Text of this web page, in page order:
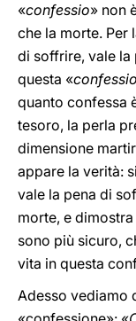
«confessio» non
che la morte. Per
di soffrire, vale la
questa «confessio
quanto confessa
tesoro, la perla
dimensione
appare la verità:
vale la pena di
morte, e
sono più sicuro,
vita in questa
Adesso vediamo